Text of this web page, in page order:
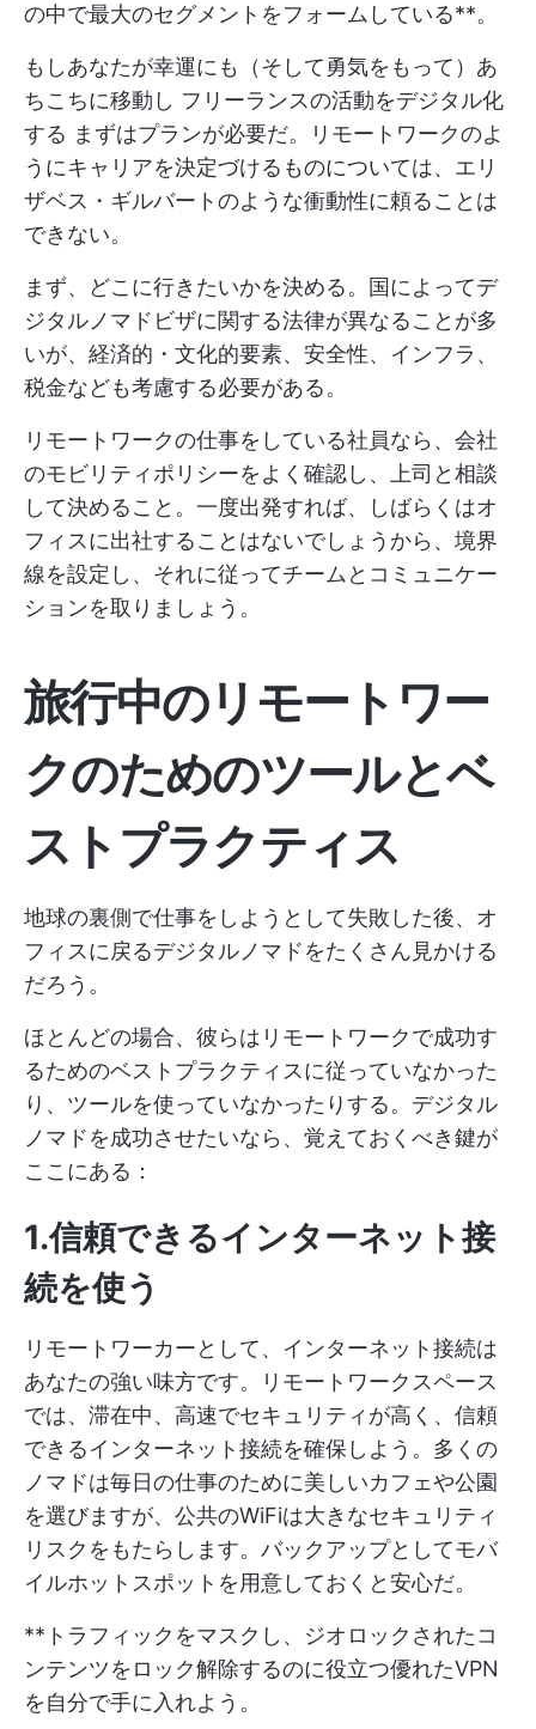
の中で最大のセグメントをフォームしている**。
もしあなたが幸運にも（そして勇気をもって）あ
ちこちに移動し フリーランスの活動をデジタル化
する まずはプランが必要だ。リモートワークのよ
うにキャリアを決定づけるものについては、エリ
ザベス・ギルバートのような衝動性に頼ることは
できない。
まず、どこに行きたいかを決める。国によってデ
ジタルノマドビザに関する法律が異なることが多
いが、経済的・文化的要素、安全性、インフラ、
税金なども考慮する必要がある。
リモートワークの仕事をしている社員なら、会社
のモビリティポリシーをよく確認し、上司と相談
して決めること。一度出発すれば、しばらくはオ
フィスに出社することはないでしょうから、境界
線を設定し、それに従ってチームとコミュニケー
ションを取りましょう。
旅行中のリモートワー
クのためのツールとベ
ストプラクティス
地球の裏側で仕事をしようとして失敗した後、オ
フィスに戻るデジタルノマドをたくさん見かける
だろう。
ほとんどの場合、彼らはリモートワークで成功す
るためのベストプラクティスに従っていなかった
り、ツールを使っていなかったりする。デジタル
ノマドを成功させたいなら、覚えておくべき鍵が
ここにある：
1.信頼できるインターネット接
続を使う
リモートワーカーとして、インターネット接続は
あなたの強い味方です。リモートワークスペース
では、滞在中、高速でセキュリティが高く、信頼
できるインターネット接続を確保しよう。多くの
ノマドは毎日の仕事のために美しいカフェや公園
を選びますが、公共のWiFiは大きなセキュリティ
リスクをもたらします。バックアップとしてモバ
イルホットスポットを用意しておくと安心だ。
**トラフィックをマスクし、ジオロックされたコ
ンテンツをロック解除するのに役立つ優れたVPN
を自分で手に入れよう。